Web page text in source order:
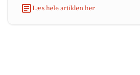
Læs hele artiklen her